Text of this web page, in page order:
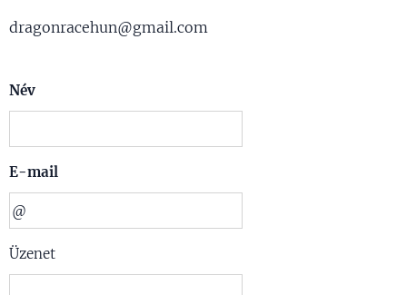
dragonracehun@gmail.com
Név
E-mail
Üzenet